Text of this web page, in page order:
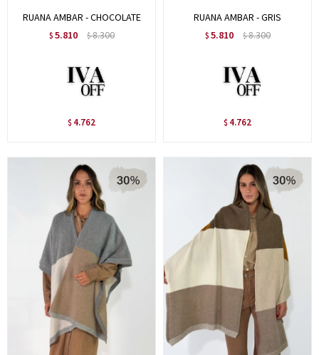
RUANA AMBAR - CHOCOLATE
$ 5.810 $8.300
$ 4.762
RUANA AMBAR - GRIS
$ 5.810 $8.300
$ 4.762